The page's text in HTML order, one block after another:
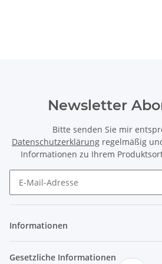
Newsletter
Bitte senden Sie mir
Datenschutzerklärung regelmäßig
Informationen zu Ihrem
Informationen
Gesetzliche Informationen